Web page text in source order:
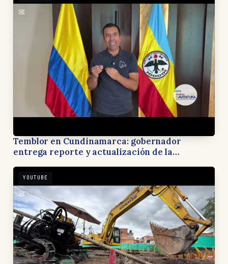
Temblor en Cundinamarca: gobernador
entrega reporte y actualización de la
YOUTUBE